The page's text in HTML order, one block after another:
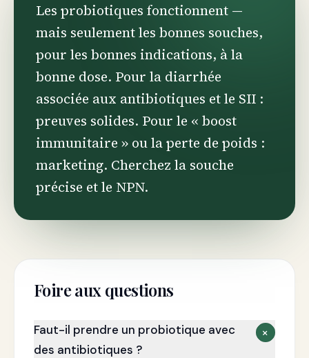
Les probiotiques fonctionnent —
mais seulement les bonnes souches,
pour les bonnes indications, à la
bonne dose. Pour la diarrhée
associée aux antibiotiques et le SII :
preuves solides. Pour le « boost
immunitaire » ou la perte de poids :
marketing. Cherchez la souche
précise et le NPN.
Foire aux questions
Faut-il prendre un probiotique avec
des antibiotiques ?
+